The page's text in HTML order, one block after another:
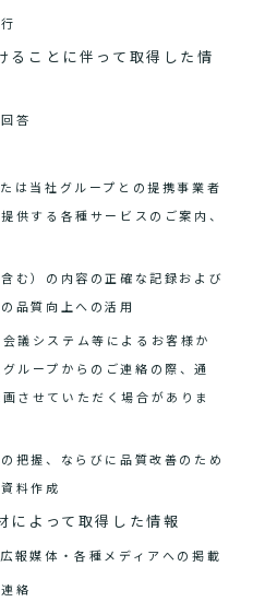
ことに伴って取得した情
答
は当社グループとの提携事業者
供する各種サービスのご案内、
む）の内容の正確な記録および
品質向上への活用
議システム等によるお客様か
ループからのご連絡の際、通
させていただく場合がありま
把握、ならびに品質改善のため
料作成
よって取得した情報
報媒体・各種メディアへの掲載
絡